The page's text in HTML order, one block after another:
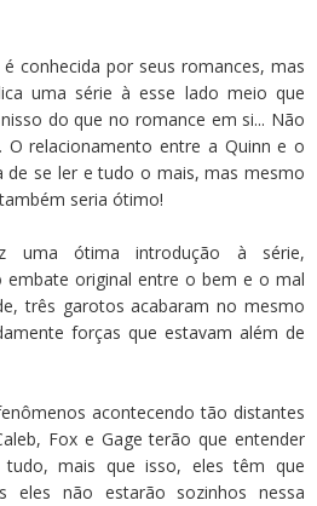
conhecida por seus romances, mas
uma série à esse lado meio que
do que no romance em si... Não
O relacionamento entre a Quinn e o
de se ler e tudo o mais, mas mesmo
seria ótimo!
uma ótima introdução à série,
embate original entre o bem e o mal
três garotos acabaram no mesmo
forças que estavam além de
acontecendo tão distantes
Fox e Gage terão que entender
mais que isso, eles têm que
eles não estarão sozinhos nessa